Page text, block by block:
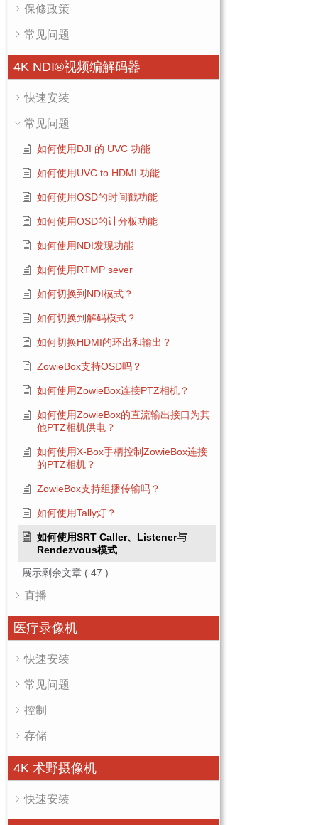
保修政策
常见问题
4K NDI®视频编解码器
快速安装
常见问题
如何使用DJI 的 UVC 功能
如何使用UVC to HDMI 功能
如何使用OSD的时间戳功能
如何使用OSD的计分板功能
如何使用NDI发现功能
如何使用RTMP sever
如何切换到NDI模式？
如何切换到解码模式？
如何切换HDMI的环出和输出？
ZowieBox支持OSD吗？
如何使用ZowieBox连接PTZ相机？
如何使用ZowieBox的直流输出接口为其
他PTZ相机供电？
如何使用X-Box手柄控制ZowieBox连接
的PTZ相机？
ZowieBox支持组播传输吗？
如何使用Tally灯？
如何使用SRT Caller、Listener与
Rendezvous模式
展示剩余文章 ( 47 )
直播
医疗录像机
快速安装
常见问题
控制
存储
4K 术野摄像机
快速安装